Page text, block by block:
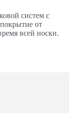
систем с
от
всей носки.